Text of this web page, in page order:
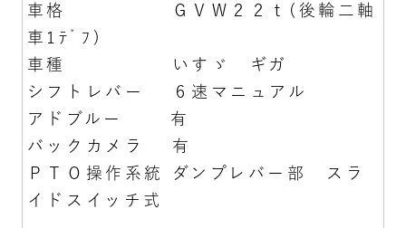
車格 ＧＶＷ２２ｔ(後輪二軸
車1ﾃﾞﾌ)
車種 いすゞ ギガ
シフトレバー ６速マニュアル
アドブルー 有
バックカメラ 有
ＰＴＯ操作系統 ダンプレバー部 スラ
イドスイッチ式